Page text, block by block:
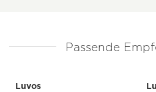
Passende
Luvos